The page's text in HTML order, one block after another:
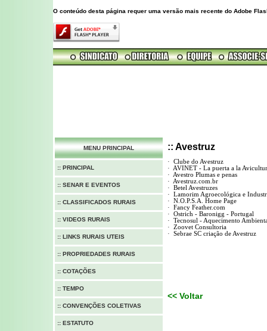
O conteúdo desta página requer uma versão mais recente do Adobe
MENU PRINCIPAL
:: PRINCIPAL
:: SENAR E EVENTOS
:: CLASSIFICADOS RURAIS
:: VIDEOS RURAIS
:: LINKS RURAIS UTEIS
:: PROPRIEDADES RURAIS
:: COTAÇÕES
:: TEMPO
:: CONVENÇÕES COLETIVAS
:: ESTATUTO
:: Avestruz
·
Clube do Avestruz
·
AVINET - La puerta a la
·
Avestro Plumas e penas
·
Avestruz.com.br
·
Betel Avestruzes
·
Lamorim Agroecológica e
·
N.O.P.S.A. Home Page
·
Fancy Feather.com
·
Ostrich - Baronigg - Portugal
·
Tecnosul - Aquecimento
·
Zoovet Consultoria
·
Sebrae SC criação de Avestruz
<< Voltar